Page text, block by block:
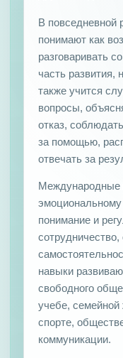
В повседневной
понимают как
разговаривать
часть развития,
также учится
вопросы,
отказ,
за помощью,
отвечать за
Международные
понимание и
сотрудничество,
навыки
свободного
учебе, семейной
спорте,
коммуникации.